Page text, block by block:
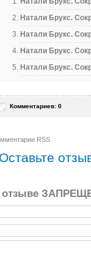
Натали Брукс.
Натали Брукс.
Натали Брукс.
Натали Брукс.
Комментариев: 0
RSS
отзыве